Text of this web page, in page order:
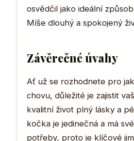
osvědčil jako ideální
Míše dlouhý a spokojený
Závěrečné úvahy
Ať už se rozhodnete pro
chovu, důležité je zajistit
kvalitní život plný lásky a
kočka je jedinečná a má
potřeby, proto je klíčové